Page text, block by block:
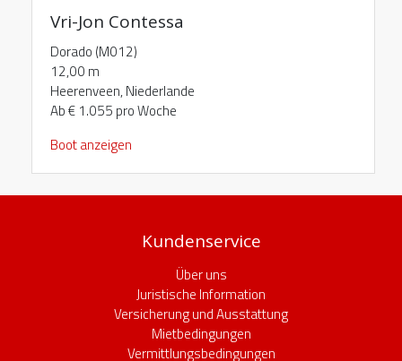
Vri-Jon Contessa
Dorado (M012)
12,00 m
Heerenveen, Niederlande
Ab € 1.055 pro Woche
Boot anzeigen
Kundenservice
Über uns
Juristische Information
Versicherung und Ausstattung
Mietbedingungen
Vermittlungsbedingungen